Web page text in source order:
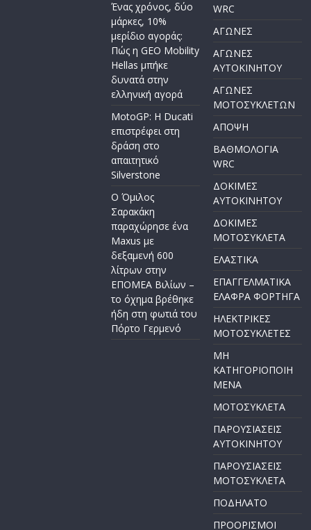
Ένας χρόνος, δύο
μάρκες, 10%
μερίδιο αγοράς:
Πώς η GEO Mobility
Hellas μπήκε
δυνατά στην
ελληνική αγορά
MotoGP: Η Ducati
επιστρέφει στη
δράση στο
απαιτητικό
Silverstone
Ο Όμιλος
Σαρακάκη
παραχώρησε ένα
Maxus με
δεξαμενή 600
λίτρων στην
ΕΠΟΜΕΑ Βιλίων –
το όχημα βρέθηκε
ήδη στη φωτιά του
Πόρτο Γερμενό
WRC
ΑΓΩΝΕΣ
ΑΓΩΝΕΣ
AYTOKINHTOY
ΑΓΩΝΕΣ
ΜΟΤΟΣΥΚΛΕΤΩΝ
ΑΠΟΨΗ
ΒΑΘΜΟΛΟΓΙΑ
WRC
ΔΟΚΙΜΕΣ
ΑΥΤΟΚΙΝΗΤΟΥ
ΔΟΚΙΜΕΣ
ΜΟΤΟΣΥΚΛΕΤΑ
ΕΛΑΣΤΙΚΑ
ΕΠΑΓΓΕΛΜΑΤΙΚΑ
ΕΛΑΦΡΑ ΦΟΡΤΗΓΑ
ΗΛΕΚΤΡΙΚΕΣ
ΜΟΤΟΣΥΚΛΕΤΕΣ
ΜΗ
ΚΑΤΗΓΟΡΙΟΠΟΙΗ
ΜΕΝΑ
ΜΟΤΟΣΥΚΛΕΤΑ
ΠΑΡΟΥΣΙΑΣΕΙΣ
ΑΥΤΟΚΙΝΗΤΟΥ
ΠΑΡΟΥΣΙΑΣΕΙΣ
ΜΟΤΟΣΥΚΛΕΤΑ
ΠΟΔΗΛΑΤΟ
ΠΡΟΟΡΙΣΜΟΙ